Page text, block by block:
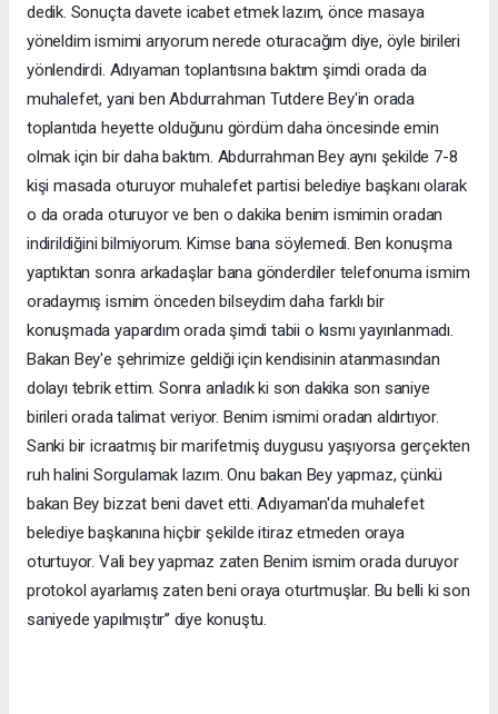
dedik. Sonuçta davete icabet etmek lazım, önce masaya
yöneldim ismimi arıyorum nerede oturacağım diye, öyle birileri
yönlendirdi. Adıyaman toplantısına baktım şimdi orada da
muhalefet, yani ben Abdurrahman Tutdere Bey'in orada
toplantıda heyette olduğunu gördüm daha öncesinde emin
olmak için bir daha baktım. Abdurrahman Bey aynı şekilde 7-8
kişi masada oturuyor muhalefet partisi belediye başkanı olarak
o da orada oturuyor ve ben o dakika benim ismimin oradan
indirildiğini bilmiyorum. Kimse bana söylemedi. Ben konuşma
yaptıktan sonra arkadaşlar bana gönderdiler telefonuma ismim
oradaymış ismim önceden bilseydim daha farklı bir
konuşmada yapardım orada şimdi tabii o kısmı yayınlanmadı.
Bakan Bey'e şehrimize geldiği için kendisinin atanmasından
dolayı tebrik ettim. Sonra anladık ki son dakika son saniye
birileri orada talimat veriyor. Benim ismimi oradan aldırtıyor.
Sanki bir icraatmış bir marifetmiş duygusu yaşıyorsa gerçekten
ruh halini Sorgulamak lazım. Onu bakan Bey yapmaz, çünkü
bakan Bey bizzat beni davet etti. Adıyaman'da muhalefet
belediye başkanına hiçbir şekilde itiraz etmeden oraya
oturtuyor. Vali bey yapmaz zaten Benim ismim orada duruyor
protokol ayarlamış zaten beni oraya oturtmuşlar. Bu belli ki son
saniyede yapılmıştır’’ diye konuştu.